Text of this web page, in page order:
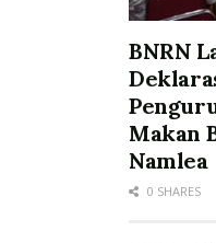
BNRN
Makan
Namlea
0 SHARES